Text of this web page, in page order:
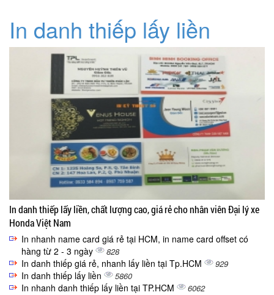
In danh thiếp lấy liền
In danh thiếp lấy liền, chất lượng cao, giá rẻ cho nhân viên Đại lý xe
Honda Việt Nam
In nhanh name card giá rẻ tại HCM, in name card offset có
hàng từ 2 - 3 ngày
828
In danh thiếp giá rẻ, nhanh lấy liền tại Tp.HCM 929
In danh thiếp lấy liền 5860
In nhanh danh thiếp lấy liền tại TP.HCM 6062